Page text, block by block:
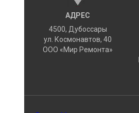
АДРЕС
4500, Дубоссары
ул. Космонавтов, 40
ООО «Мир Ремонта»